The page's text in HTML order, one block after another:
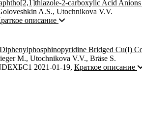
2-carboxylic Acid
A.S., Utochnikova V.V.
описание
Bridged Cu(I)
M., Utochnikova V.V., Bräse S.
БС1 2021-01-19, Краткое описание